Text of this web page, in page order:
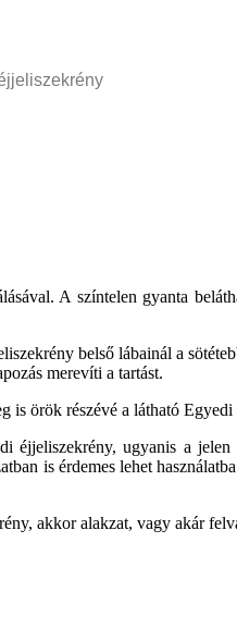
A színtelen gyanta
belső lábainál a
merevíti a tartást.
is örök részévé a látható
ugyanis a
is érdemes lehet
akkor alakzat, vagy akár